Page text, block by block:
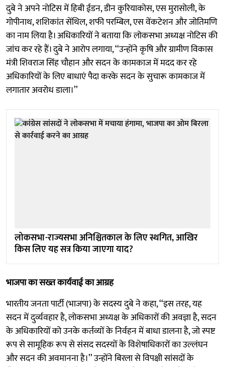
दुबे ने अपने नोटिस में हिबी ईडन, डीन कुरियाकोस, एस मुरासोली, के
गोपीनाथ, शशिकांत सेंथिल, शफी परम्बिल, एस वेंकटेशन और जोतिमणि
का नाम लिया है। अधिकारियों ने बताया कि लोकसभा अध्यक्ष नोटिस की
जांच कर रहे हैं। दुबे ने आरोप लगाया, ‘‘उन्होंने कृषि और ग्रामीण विकास
मंत्री शिवराज सिंह चौहान और सदन के कामकाज में मदद कर रहे
अधिकारियों के लिए बाधाएं पैदा करके सदन के सुचारू कामकाज में
लगातार अवरोध डाला।’’
लोकसभा-राज्यसभा अनिश्चितकाल के लिए स्थगित, आखिर
किस लिए यह सत्र किया जाएगा याद?
भाजपा का सख्त कार्यवाई का आग्रह
भारतीय जनता पार्टी (भाजपा) के सदस्य दुबे ने कहा, ‘‘इस तरह, यह
सदन में दुर्व्यवहार है, लोकसभा अध्यक्ष के अधिकारों की अवज्ञा है, सदन
के अधिकारियों को उनके कर्तव्यों के निर्वहन में बाधा डालना है, जो स्पष्ट
रूप से सामूहिक रूप से संसद सदस्यों के विशेषाधिकारों का उल्लंघन
और सदन की अवमानना ​​है।’’ उन्होंने बिरला से विपक्षी सांसदों के